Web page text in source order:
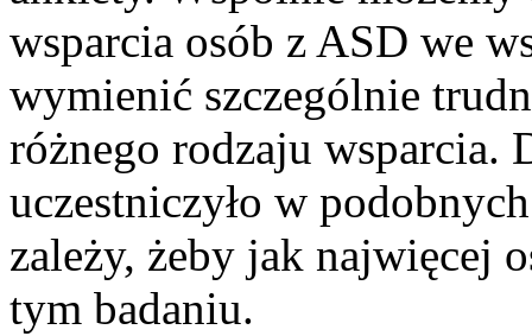
wsparcia osób z ASD we
wymienić szczególnie
różnego rodzaju wsparcia.
uczestniczyło w
zależy, żeby jak najwięcej
tym badaniu.